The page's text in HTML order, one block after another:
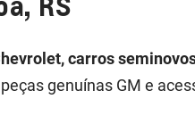
carros
genuínas GM e